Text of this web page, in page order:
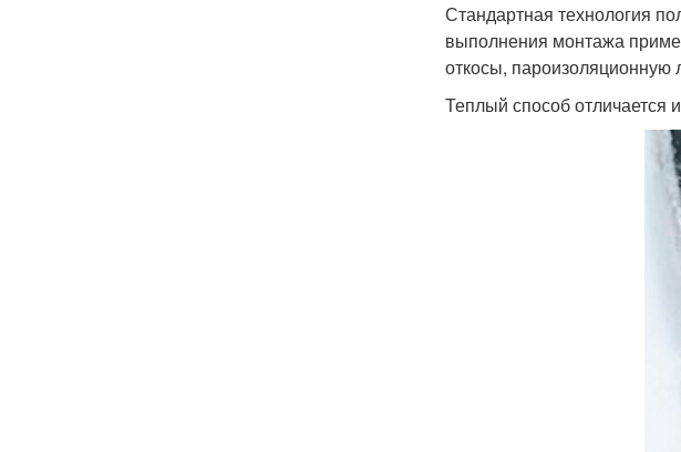
Стандартная технология
выполнения монтажа
откосы, пароизоляционную
Теплый способ отличается